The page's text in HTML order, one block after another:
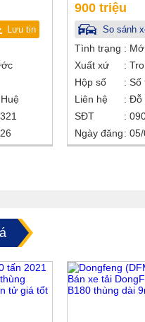
Lưu tin
900 triệu
So sánh
Tình trạng
Xuất xứ
Hộp số
Số
Liên hệ
Đỗ
SĐT
Ngày đăng